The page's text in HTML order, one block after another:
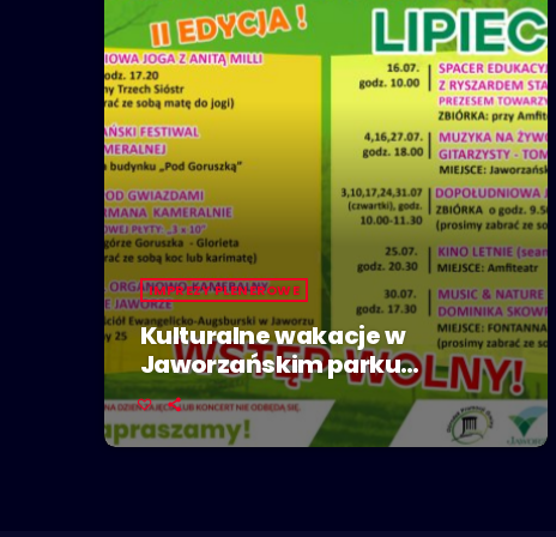
IMPREZY PLENEROWE
Kulturalne wakacje w
Jaworzańskim parku
zdrojowym